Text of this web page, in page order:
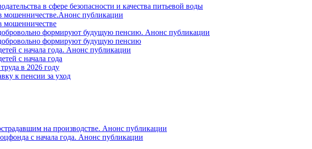
в сфере безопасности и качества питьевой воды
мошенничестве.Анонс публикации
мошенничестве
формируют будущую пенсию. Анонс публикации
формируют будущую пенсию
с начала года. Анонс публикации
с начала года
в 2026 году
к пенсии за уход
на производстве. Анонс публикации
с начала года. Анонс публикации